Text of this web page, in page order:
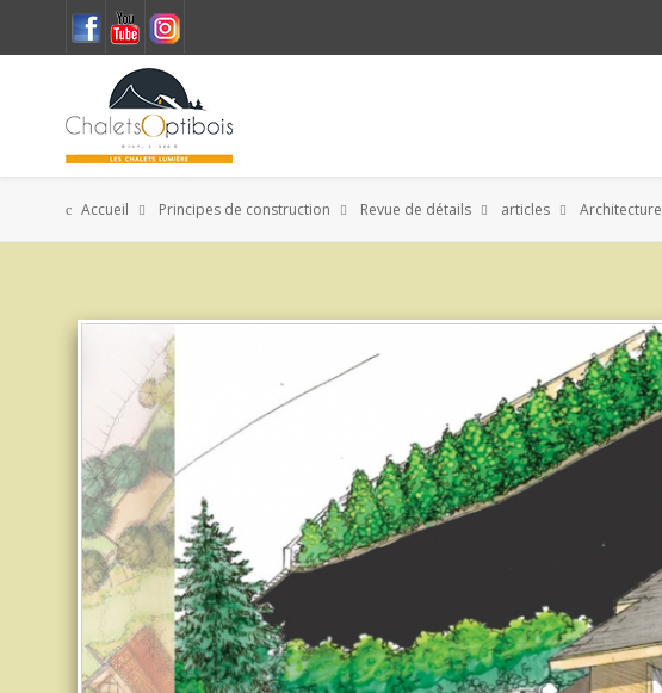
Accueil Principes de construction Revue de détails articles Architecture